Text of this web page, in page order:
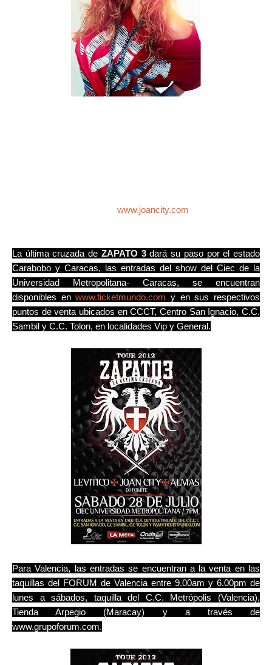
www.joancity.com
La última cruzada de ZAPATO 3dará su paso por el estado
Carabobo y Caracas, las entradas del show del Ciec de la
Universidad Metropolitana- Caracas, se encuentran
disponibles enwww.ticketmundo.com y en sus respectivos
puntos de venta ubicados en CCCT, Centro San Ignacio, C.C.
Sambil y C.C. Tolon, en localidades Vip y General.
Para Valencia, las entradas se encuentran a la venta en las
taquillas del FORUM de Valencia entre 9.00am y 6.00pm de
lunes a sábados, taquilla del C.C. Metrópolis (Valencia),
Tienda Arpegio (Maracay) y a través de
www.grupoforum.com.